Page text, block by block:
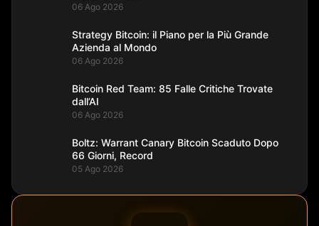
06 Ago 2026
Strategy Bitcoin: il Piano per la Più Grande
Azienda al Mondo
06 Ago 2026
Bitcoin Red Team: 85 Falle Critiche Trovate
dall’AI
06 Ago 2026
Boltz: Warrant Canary Bitcoin Scaduto Dopo
66 Giorni, Record
05 Ago 2026